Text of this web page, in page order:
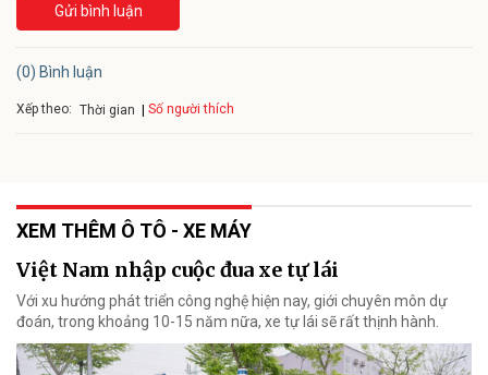
Gửi bình luận
(0) Bình luận
Xếp theo: Thời gian Số người thích
XEM THÊM Ô TÔ - XE MÁY
Việt Nam nhập cuộc đua xe tự lái
Với xu hướng phát triển công nghệ hiện nay, giới chuyên môn dự
đoán, trong khoảng 10-15 năm nữa, xe tự lái sẽ rất thịnh hành.